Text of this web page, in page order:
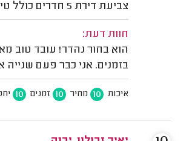
צביעת דירת 5 חדרים כולל טיח ואפקט בטון.
חוות דעת:
הוא בחור נהדר! עובד טוב
בזמנים. אני כבר פעם שנייה
איכות 10 מחיר 10 זמנים 10